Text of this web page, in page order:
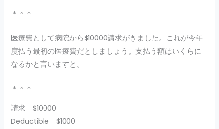
＊＊＊
医療費として病院から$10000請求がきました。これが今年
度払う最初の医療費だとしましょう。支払う額はいくらに
なるかと言いますと。
＊＊＊
請求 $10000
Deductible $1000